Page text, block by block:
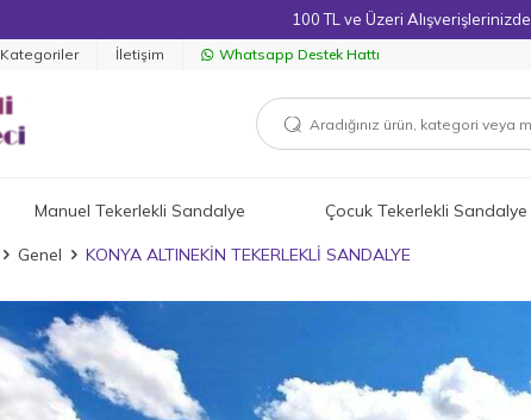
100 TL ve Üzeri Alışverişlerinizde
Kategoriler İletişim Whatsapp Destek Hattı
Manuel Tekerlekli Sandalye Çocuk Tekerlekli Sandalye
Genel KONYA ALTINEKİN TEKERLEKLİ SANDALYE